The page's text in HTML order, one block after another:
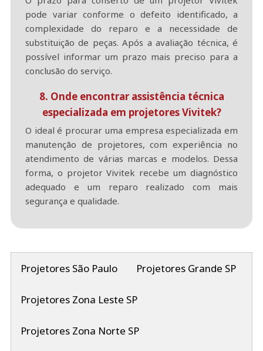
pode variar conforme o defeito identificado, a
complexidade do reparo e a necessidade de
substituição de peças. Após a avaliação técnica, é
possível informar um prazo mais preciso para a
conclusão do serviço.
8. Onde encontrar assistência técnica
especializada em projetores Vivitek?
O ideal é procurar uma empresa especializada em
manutenção de projetores, com experiência no
atendimento de várias marcas e modelos. Dessa
forma, o projetor Vivitek recebe um diagnóstico
adequado e um reparo realizado com mais
segurança e qualidade.
Projetores São Paulo Projetores Grande SP
Projetores Zona Leste SP
Projetores Zona Norte SP